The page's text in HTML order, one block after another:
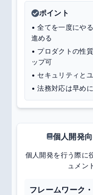
ポイント
• 全てを一度にや
進める
• プロダクトの性
ップ可
• セキュリティと
• 法務対応は早め
個人開発
個人開発を行う際に
ュメン
フレームワーク